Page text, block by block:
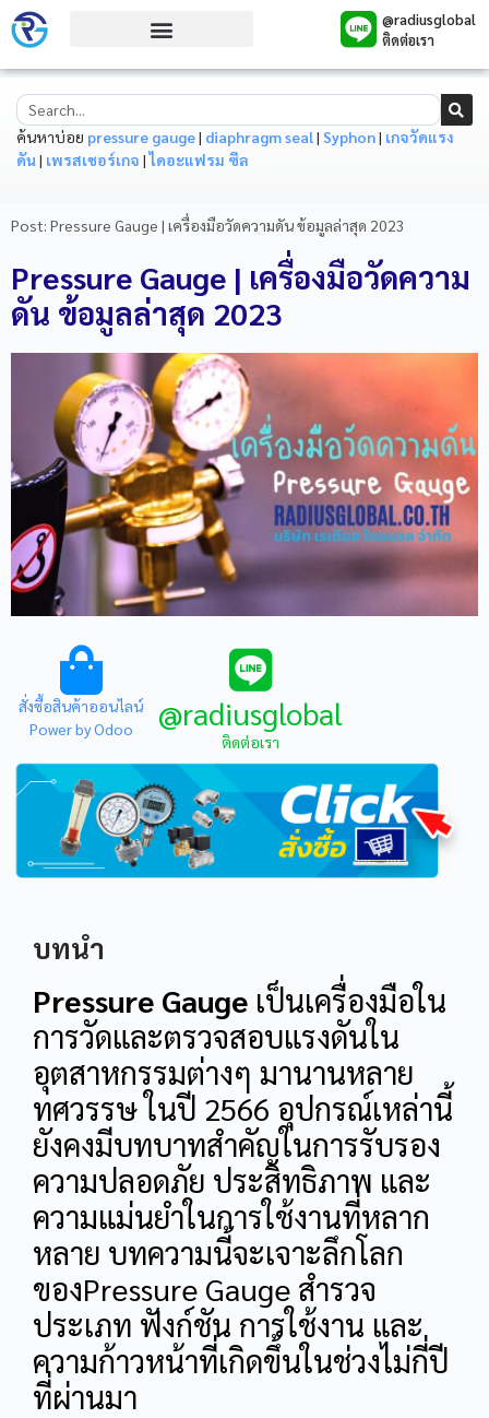
@radiusglobal
ติดต่อเรา
ค้นหาบ่อย pressure gauge| diaphragm seal| Syphon| เกจวัดแรง
ดัน| เพรสเชอร์เกจ |ไดอะแฟรม ซีล
Post: Pressure Gauge | เครื่องมือวัดความดัน ข้อมูลล่าสุด 2023
Pressure Gauge | เครื่องมือวัดความ
ดัน ข้อมูลล่าสุด 2023
สั่งซื้อสินค้าออนไลน์
Power by Odoo
@radiusglobal
ติดต่อเรา
บทนำ
Pressure Gauge เป็นเครื่องมือใน
การวัดและตรวจสอบแรงดันใน
อุตสาหกรรมต่างๆ มานานหลาย
ทศวรรษ ในปี 2566 อุปกรณ์เหล่านี้
ยังคงมีบทบาทสำคัญในการรับรอง
ความปลอดภัย ประสิทธิภาพ และ
ความแม่นยำในการใช้งานที่หลาก
หลาย บทความนี้จะเจาะลึกโลก
ของPressure Gauge สำรวจ
ประเภท ฟังก์ชัน การใช้งาน และ
ความก้าวหน้าที่เกิดขึ้นในช่วงไม่กี่ปี
ที่ผ่านมา